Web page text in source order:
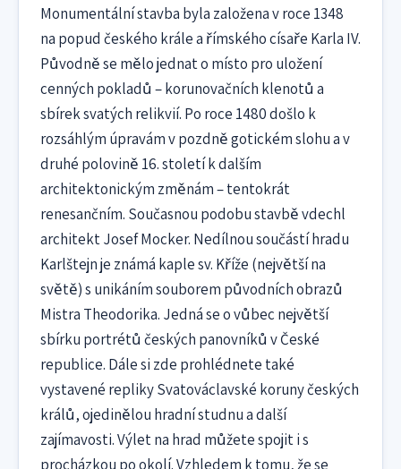
Monumentální stavba byla založena v roce 1348
na popud českého krále a římského císaře Karla IV.
Původně se mělo jednat o místo pro uložení
cenných pokladů – korunovačních klenotů a
sbírek svatých relikvií. Po roce 1480 došlo k
rozsáhlým úpravám v pozdně gotickém slohu a v
druhé polovině 16. století k dalším
architektonickým změnám – tentokrát
renesančním. Současnou podobu stavbě vdechl
architekt Josef Mocker. Nedílnou součástí hradu
Karlštejn je známá kaple sv. Kříže (největší na
světě) s unikáním souborem původních obrazů
Mistra Theodorika. Jedná se o vůbec největší
sbírku portrétů českých panovníků v České
republice. Dále si zde prohlédnete také
vystavené repliky Svatováclavské koruny českých
králů, ojedinělou hradní studnu a další
zajímavosti. Výlet na hrad můžete spojit i s
procházkou po okolí. Vzhledem k tomu, že se